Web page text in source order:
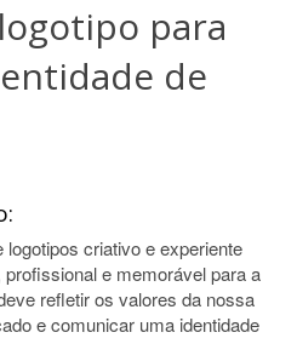
para
de
criativo e experiente
e memorável para a
refletir os valores da nossa
e comunicar uma identidade